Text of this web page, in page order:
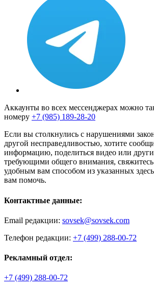
Аккаунты во всех мессенджерах можно
номеру +7 (985) 189-28-20
Если вы столкнулись с нарушениями
другой несправедливостью, хотите
информацию, поделиться видео или
требующими общего внимания,
удобным вам способом из указанных
вам помочь.
Контактные данные:
Email редакции: sovsek@sovsek.com
Телефон редакции: +7 (499) 288-00-72
Рекламный отдел:
+7 (499) 288-00-72